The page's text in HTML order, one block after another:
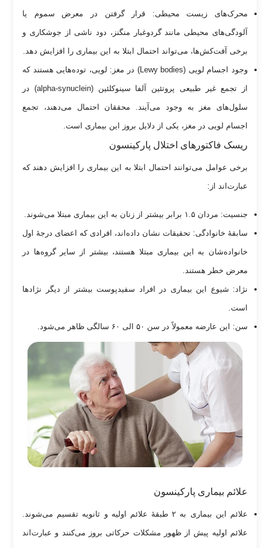
محرک‌های زیست محیطی: قرار گرفتن در معرض سموم یا
آلودگی‌های محیطی مانند گردوغبار منگنز، دود ناشی از جوشکاری و
برخی آفت‌کش‌ها، می‌تواند احتمال ابتلا به این بیماری را افزایش دهد.
وجود اجسام لویی (Lewy bodies) در مغز: لویی، توده‌هایی هستند که
از تجمع غیر طبیعی پروتئین آلفا سینوکلئین (alpha-synuclein) در
سلول‌های مغز به وجود می‌آیند. محققان احتمال می‌دهند، تجمع
اجسام لویی در مغز، یکی از دلایل بروز این بیماری است.
ریسک فاکتور‌های اختلال پارکینسون
برخی عوامل می‌توانند احتمال ابتلا به این بیماری را افزایش دهند که
عبارت‌اند از:
جنسیت: مردان ۱.۵ برابر بیشتر از زنان به این بیماری مبتلا می‌شوند.
سابقۀ خانوادگی: تحقیقات نشان داده‌اند، افرادی که اعضای درجۀ اول
خانواده‌شان به این بیماری مبتلا هستند، بیشتر از سایر گروه‌ها در
معرض خطر هستند.
نژاد: شیوع این بیماری در افراد سفیدپوست بیشتر از دیگر نژاد‌ها
است.
سن: این عارضه معمولاً در سن ۵۰ الی ۶۰ سالگی ظاهر می‌شود.
علائم بیماری پارکینسون
علائم این بیماری به ۲ طبقۀ علائم اولیه و ثانویه تقسیم می‌شوند.
علائم اولیه پیش از ظهور مشکلات حرکاتی بروز می‌کنند و عبارت‌اند